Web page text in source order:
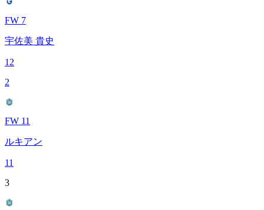
FW 7
宇佐美 貴史
12
2
FW 11
ルキアン
11
3